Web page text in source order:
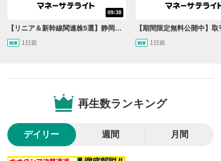
動画再生エリアをクリックすると、動画を再生または
操作メニュー
3
再生/一時停止
09:38
【リニア＆新幹線関連株5選】静岡県知事の承認でリニア路線工事進展！北陸新幹線も「小浜・京都ルート」再決定！関連する注目の銘柄は？＜たけぞうNEWS＞
1日前 1日前
再生数ランキング
デイリー 週間 月間